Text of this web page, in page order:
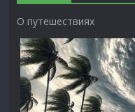
О путешествиях